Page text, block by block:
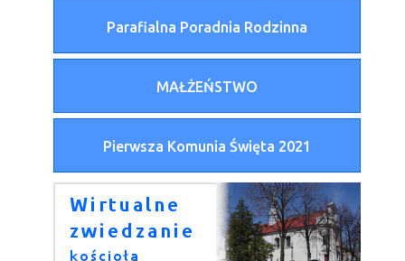
Parafialna Poradnia Rodzinna
MAŁŻEŃSTWO
Pierwsza Komunia Święta 2021